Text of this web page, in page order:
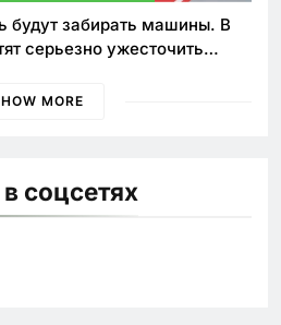
будут забирать машины. В
серьезно ужесточить
MORE
соцсетях